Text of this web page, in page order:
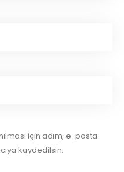
için adım, e-posta
kaydedilsin.